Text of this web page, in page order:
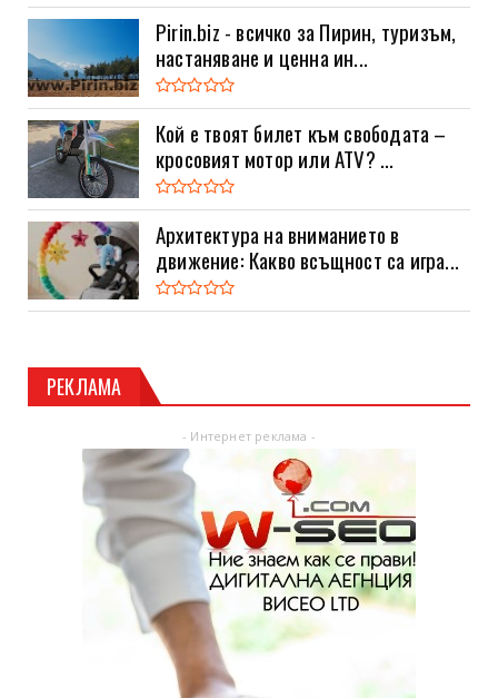
Pirin.biz - всичко за Пирин, туризъм,
настаняване и ценна ин...
Кой е твоят билет към свободата –
кросовият мотор или ATV? ...
Архитектура на вниманието в
движение: Какво всъщност са игра...
РЕКЛАМА
- Интернет реклама -